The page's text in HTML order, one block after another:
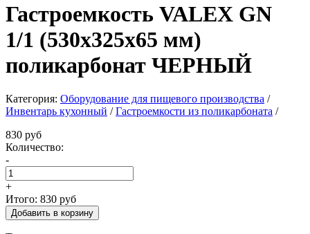
Гастроемкость VALEX GN
1/1 (530х325х65 мм)
поликарбонат ЧЕРНЫЙ
Категория: Оборудование для пищевого производства /
Инвентарь кухонный / Гастроемкости из поликарбоната /
830 руб
Количество:
-
+
Итого: 830 руб